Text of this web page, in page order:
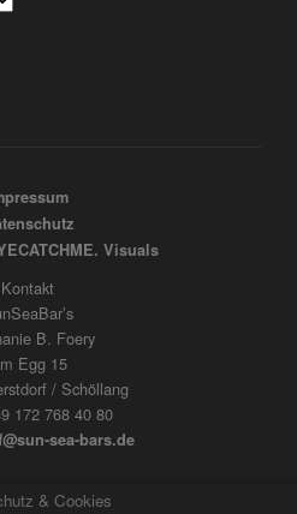
Visuals
Kontakt
B. Foery
Egg 15
/ Schöllang
172 768 40 80
sea-bars.de
& Cookies